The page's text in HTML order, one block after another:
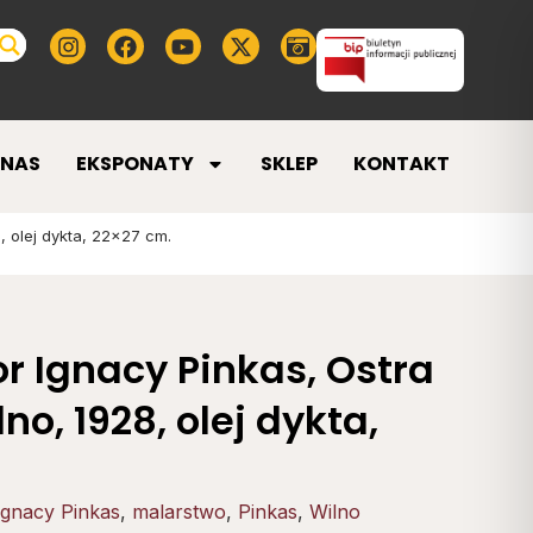
EKSPONATY SKLEP KONTAKT
olej dykta, 22×27 cm.
Ignacy Pinkas, Ostra
1928, olej dykta,
Pinkas, malarstwo, Pinkas, Wilno